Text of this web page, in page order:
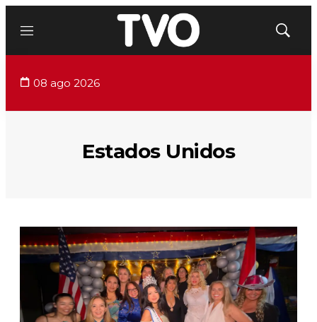
Menú
Mostrar
08 ago 2026
Estados Unidos